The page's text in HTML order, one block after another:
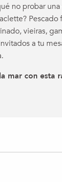
no probar
Pescado
vieiras,
a tu
mar con esta